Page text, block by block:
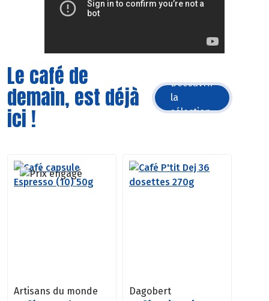
Le café de
demain, est déjà
ici !
Découvrir
la
sélection
Artisans du monde Dagobert